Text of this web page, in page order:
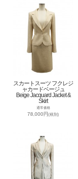
スカートスーツ フクレジ
ャカードベージュ
Beige Jacquard Jacket &
Skirt
通常価格
78,000円(税別)